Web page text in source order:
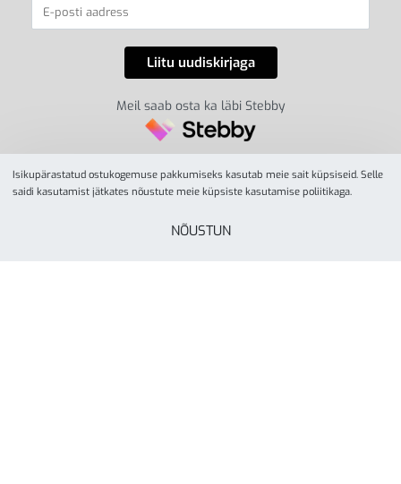
Meil saab osta ka läbi Stebby
Isikupärastatud ostukogemuse pakkumiseks kasutab meie sait küpsiseid. Selle
saidi kasutamist jätkates nõustute meie küpsiste kasutamise poliitikaga.
NÕUSTUN